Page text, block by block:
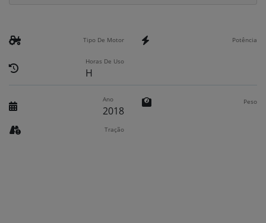
Tipo De Motor Potência
Horas De Uso
H
Ano
2018
Peso
Tração